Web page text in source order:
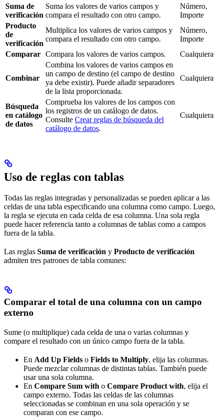
Suma de
verificación
Suma los valores de varios campos y
compara el resultado con otro campo.
Número,
Importe
Producto
de
verificación
Multiplica los valores de varios campos y
compara el resultado con otro campo.
Número,
Importe
Comparar Compara los valores de varios campos. Cualquiera
Combinar
Combina los valores de varios campos en
un campo de destino (el campo de destino
ya debe existir). Puede añadir separadores
de la lista proporcionada.
Cualquiera
Búsqueda
en catálogo
de datos
Comprueba los valores de los campos con
los registros de un catálogo de datos.
Consulte Crear reglas de búsqueda del
catálogo de datos.
Cualquiera
Uso de reglas con tablas
Todas las reglas integradas y personalizadas se pueden aplicar a las
celdas de una tabla especificando una columna como campo. Luego,
la regla se ejecuta en cada celda de esa columna. Una sola regla
puede hacer referencia tanto a columnas de tablas como a campos
fuera de la tabla.
Las reglas Suma de verificación y Producto de verificación
admiten tres patrones de tabla comunes:
Comparar el total de una columna con un campo
externo
Sume (o multiplique) cada celda de una o varias columnas y
compare el resultado con un único campo fuera de la tabla.
En Add Up Fields o Fields to Multiply, elija las columnas.
Puede mezclar columnas de distintas tablas. También puede
usar una sola columna.
En Compare Sum with o Compare Product with, elija el
campo externo. Todas las celdas de las columnas
seleccionadas se combinan en una sola operación y se
comparan con ese campo.